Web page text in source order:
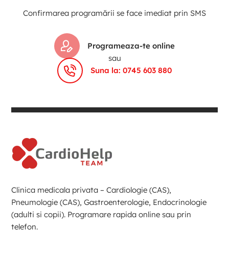
Confirmarea programării se face imediat prin SMS
Programeaza-te online
sau
Suna la: 0745 603 880
Clinica medicala privata – Cardiologie (CAS),
Pneumologie (CAS), Gastroenterologie, Endocrinologie
(adulti si copii). Programare rapida online sau prin
telefon.